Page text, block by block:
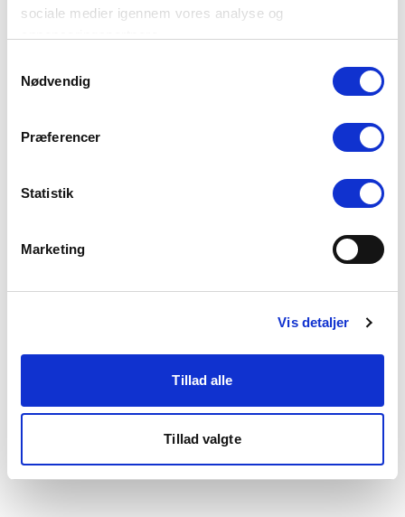
sociale medier igennem vores analyse og
Du kan læse mere om vores brug af cookies under
"Detaljer" eller ved at klikke videre til vores Cookiepolitik,
Nødvendig
Præferencer
Statistik
Marketing
Vis detaljer
Tillad alle
Tillad valgte